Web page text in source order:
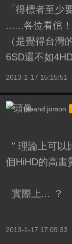
「得標者至少
......各位看倌！
（是覺得台灣
6SD還不如
2013-1-17 15:15:51
meand.jorson
" 理論上可以
個HiHD的高畫
實際上... ?
2013-1-17 17:09:33